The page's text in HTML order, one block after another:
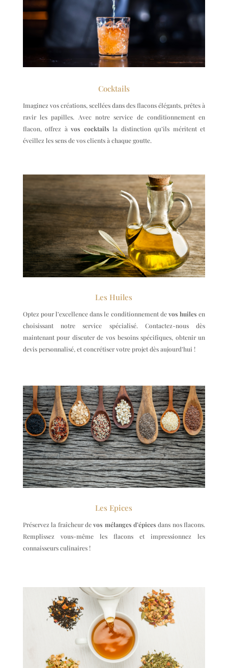
Cocktails
Imaginez vos créations, scellées dans des flacons élégants, prêtes à
ravir les papilles. Avec notre service de conditionnement en
flacon, offrez àvos cocktails la distinction qu’ils méritent et
éveillez les sens de vos clients à chaque goutte.
Les Huiles
Optez pour l’excellence dans le conditionnement devos huiles en
choisissant notre service spécialisé. Contactez-nous dès
maintenant pour discuter de vos besoins spécifiques, obtenir un
devis personnalisé, et concrétiser votre projet dès aujourd’hui !
Les Epices
Préservez la fraîcheur devos mélanges d’épices dans nos flacons.
Remplissez vous-même les flacons et impressionnez les
connaisseurs culinaires !